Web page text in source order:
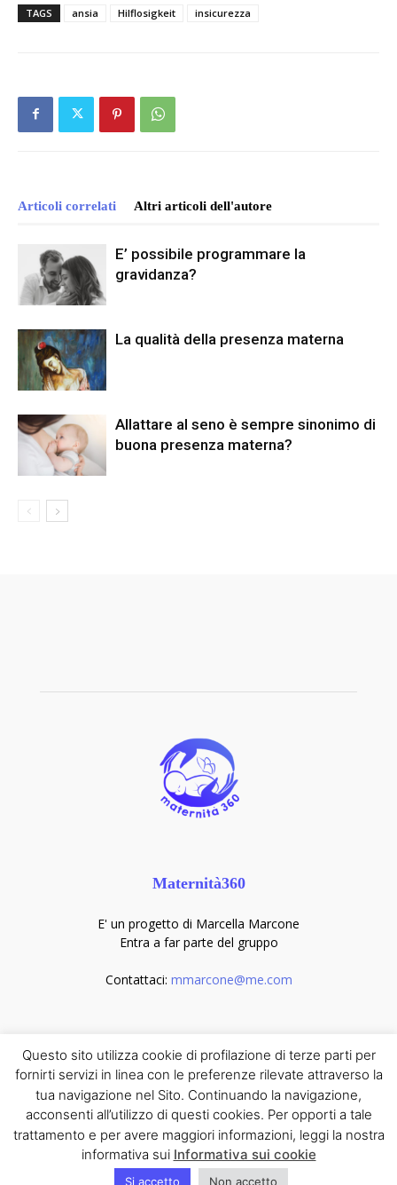
TAGS ansia Hilflosigkeit insicurezza
Articoli correlati Altri articoli dell'autore
E’ possibile programmare la
gravidanza?
La qualità della presenza materna
Allattare al seno è sempre sinonimo di
buona presenza materna?
Maternità360
E' un progetto di Marcella Marcone
Entra a far parte del gruppo
Contattaci: mmarcone@me.com
Seguici sui social
© Maternità 360° è un progetto di Dott.ssa Marcella Marcone ©
Questo sito utilizza cookie di profilazione di terze parti per
fornirti servizi in linea con le preferenze rilevate attraverso la
tua navigazione nel Sito. Continuando la navigazione,
acconsenti all’utilizzo di questi cookies. Per opporti a tale
trattamento e per avere maggiori informazioni, leggi la nostra
informativa sui Informativa sui cookie
Si accetto Non accetto